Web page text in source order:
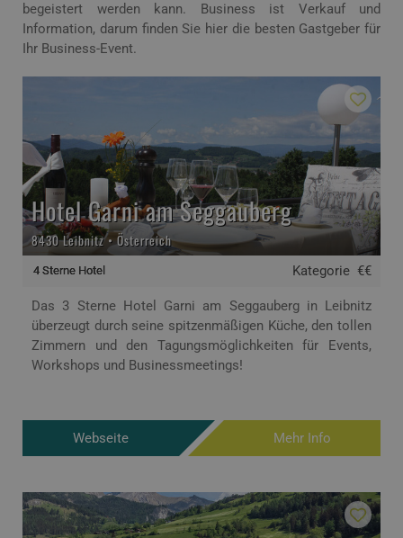
begeistert werden kann. Business ist Verkauf und
Information, darum finden Sie hier die besten Gastgeber für
Ihr Business-Event.
4 Sterne Hotel
Hotel Garni am Seggauberg
8430 Leibnitz • Österreich
Kategorie €€
Das 3 Sterne Hotel Garni am Seggauberg in Leibnitz
überzeugt durch seine spitzenmäßigen Küche, den tollen
Zimmern und den Tagungsmöglichkeiten für Events,
Workshops und Businessmeetings!
Webseite Mehr Info